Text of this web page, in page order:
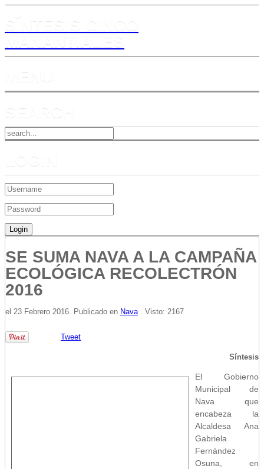
SÍNTESIS CINCO
MANANTIALES
SEARCH
LOGIN
SE SUMA NAVA A LA CAMPAÑA
ECOLÓGICA RECOLECTRÓN
2016
el 23 Febrero 2016. Publicado en Nava. Visto: 2167
Tweet
Síntesis
El Gobierno
Municipal de
Nava que
encabeza la
Alcaldesa Ana
Gabriela
Fernández
Osuna, en